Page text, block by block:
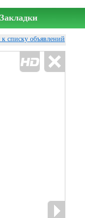
Закладки
к списку объявлений